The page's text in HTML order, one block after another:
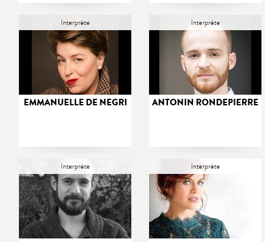
Interprète
EMMANUELLE DE NEGRI
Interprète
ANTONIN RONDEPIERRE
Interprète Interprète